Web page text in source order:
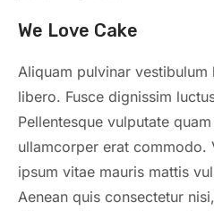
We Love Cake
Aliquam pulvinar
libero. Fusce dignissim
Pellentesque vulputate
ullamcorper erat commodo.
ipsum vitae mauris mattis
Aenean quis consectetur